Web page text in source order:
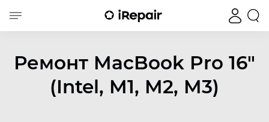
Ремонт MacBook Pro 16"
(Intel, M1, M2, M3)